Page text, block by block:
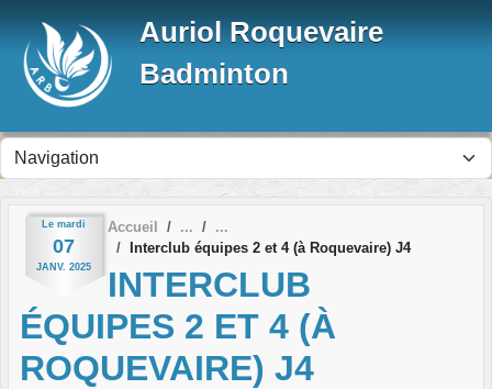
Auriol Roquevaire
Badminton
Le mardi
07
JANV. 2025
Accueil
Interclub équipes 2 et 4 (à Roquevaire) J4
INTERCLUB
ÉQUIPES 2 ET 4 (À
ROQUEVAIRE) J4